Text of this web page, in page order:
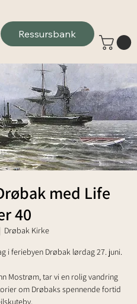
Ressursbank
med Life
40
Drøbak Kirke
i feriebyen Drøbak lørdag 27. juni.
Mostrøm, tar vi en rolig vandring
om Drøbaks spennende fortid